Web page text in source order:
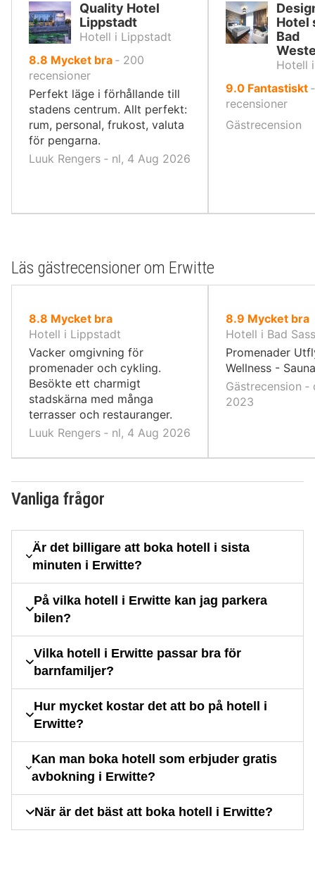
Quality Hotel
Lippstadt
Hotell i Lippstadt
8.8 av
10,
Mycket bra ‐ 200
recensioner
Perfekt läge i förhållande till
stadens centrum. Allt perfekt:
rum, personal, frukost, valuta
för pengarna.
Luuk Rengers ‐ nl, 4 Aug 2026
Hotel
Bad
Hotell
9.0av
10,
Fantastiskt
recensioner
Gästrecension
Läs gästrecensioner om Erwitte
8.8 av
10,
Mycket bra
Hotell i Lippstadt
Vacker omgivning för
promenader och cykling.
Besökte ett charmigt
stadskärna med många
terrasser och restauranger.
Luuk Rengers ‐ nl, 4 Aug 2026
8.9 av
10,
Mycket bra
Hotell i Bad
Promenader
Wellness - Sauna
Gästrecension ‐
2023
Vanliga frågor
Är det billigare att boka hotell i sista
minuten i Erwitte?
På vilka hotell i Erwitte kan jag parkera
bilen?
Vilka hotell i Erwitte passar bra för
barnfamiljer?
Hur mycket kostar det att bo på hotell i
Erwitte?
Kan man boka hotell som erbjuder gratis
avbokning i Erwitte?
När är det bäst att boka hotell i Erwitte?